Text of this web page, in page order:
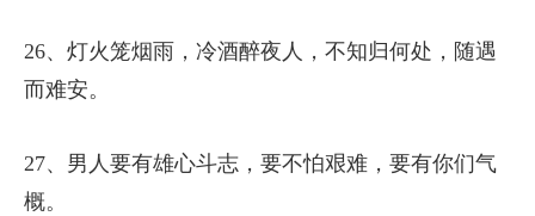
26、灯火笼烟雨，冷酒醉夜人，不知归何处，随遇
而难安。
27、男人要有雄心斗志，要不怕艰难，要有你们气
概。